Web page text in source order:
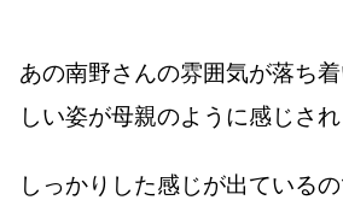
あの南野さんの雰囲気が落ち
しい姿が母親のように感じされ
しっかりした感じが出ている